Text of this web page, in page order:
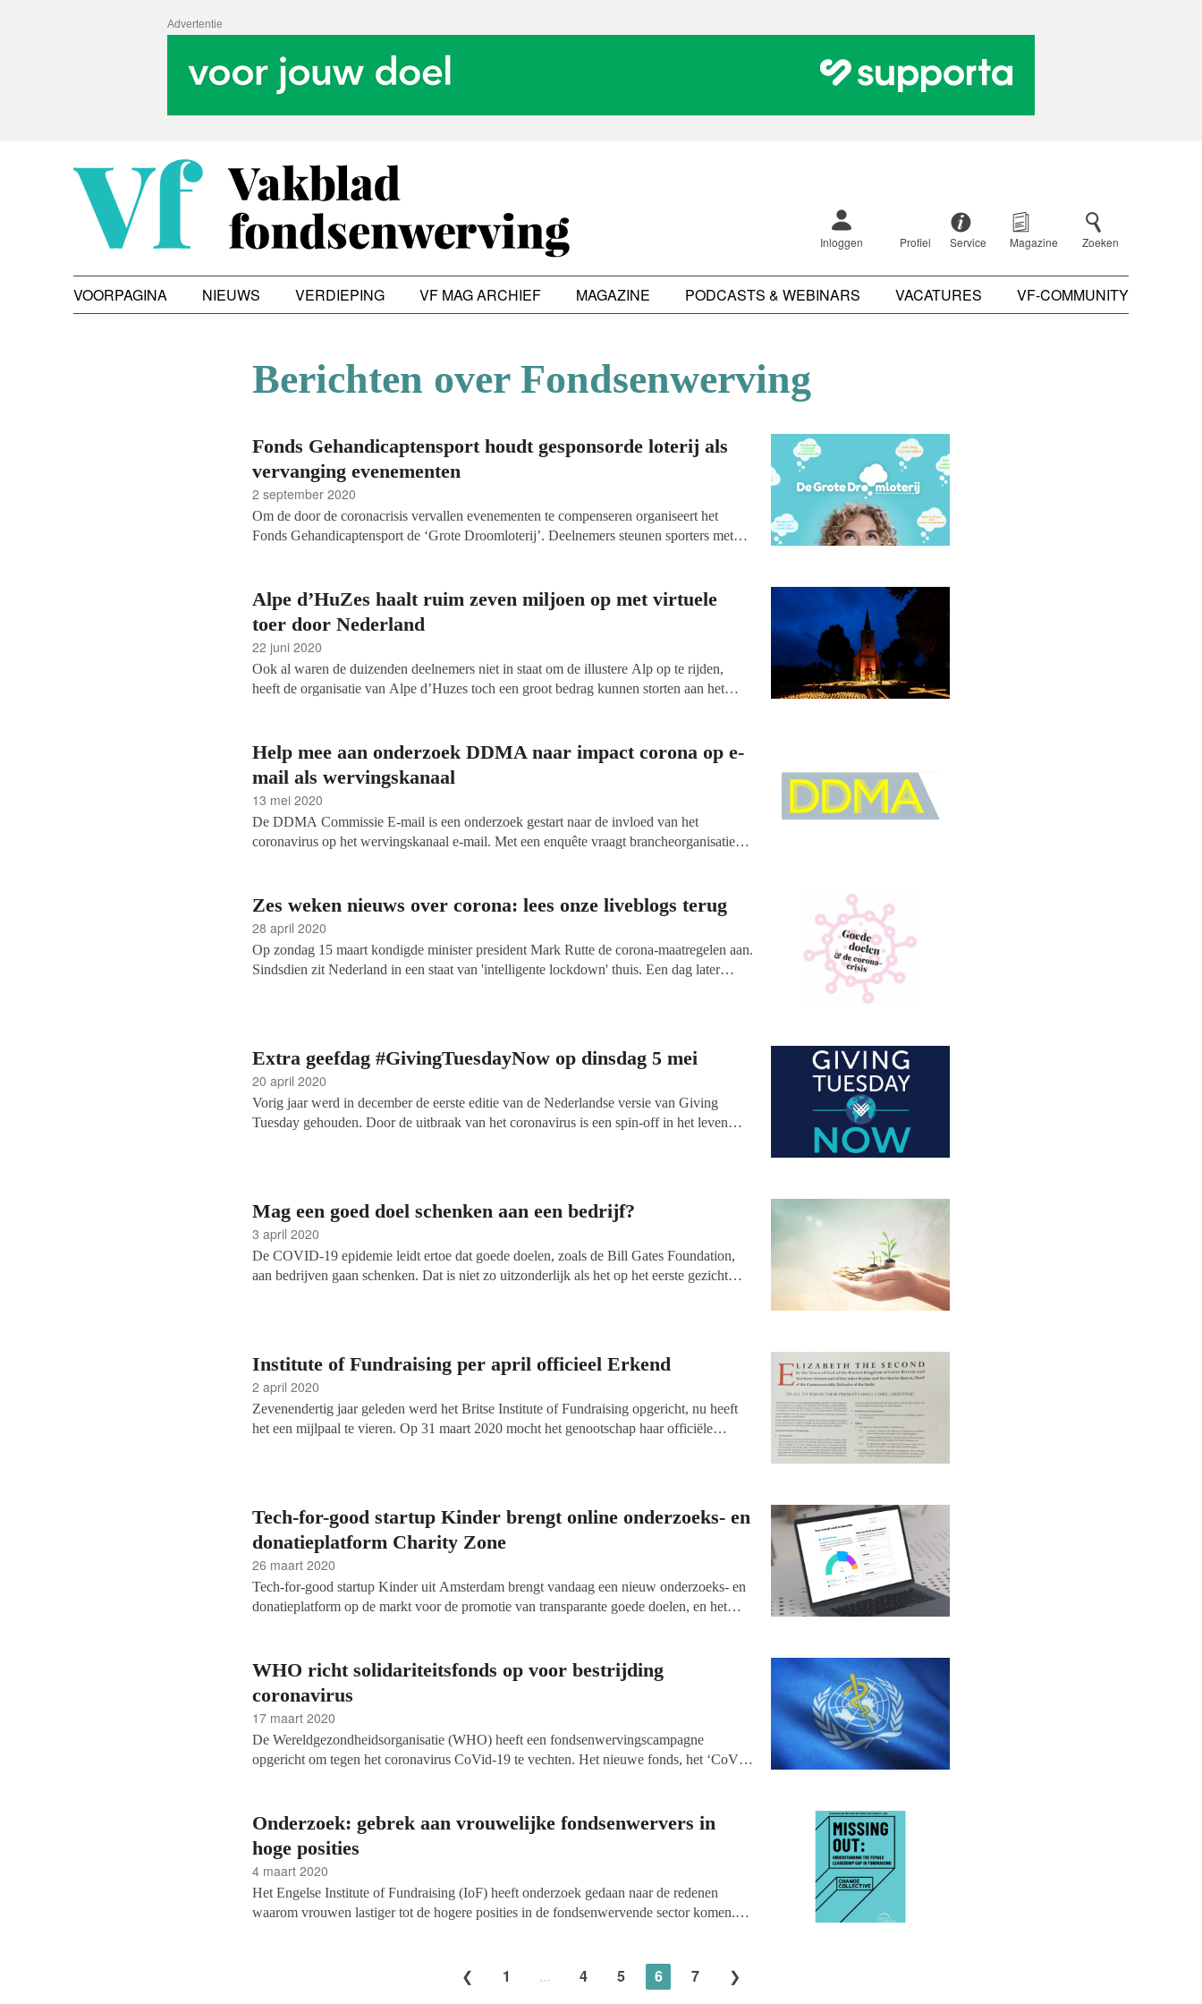
Advertentie
Inloggen Profiel Service Magazine Zoeken
VOORPAGINA NIEUWS VERDIEPING VF MAG ARCHIEF MAGAZINE PODCASTS & WEBINARS VACATURES VF-COMMUNITY
Berichten over Fondsenwerving
Fonds Gehandicaptensport houdt gesponsorde loterij als
vervanging evenementen
2 september 2020
Om de door de coronacrisis vervallen evenementen te compenseren organiseert het
Fonds Gehandicaptensport de ‘Grote Droomloterij’. Deelnemers steunen sporters met
Alpe d’HuZes haalt ruim zeven miljoen op met virtuele
toer door Nederland
22 juni 2020
Ook al waren de duizenden deelnemers niet in staat om de illustere Alp op te rijden,
heeft de organisatie van Alpe d’Huzes toch een groot bedrag kunnen storten aan het
Door het geld nu al te delen met onderzoekers valt het onderzoek naar kanker ook
tijdens de coronacrisis niet stil.
Help mee aan onderzoek DDMA naar impact corona op e-
mail als wervingskanaal
13 mei 2020
De DDMA Commissie E-mail is een onderzoek gestart naar de invloed van het
coronavirus op het wervingskanaal e-mail. Met een enquête vraagt brancheorganisatie
veranderd. Het geluid van fondsenwervers is bij deze enquête ook van belang.
Zes weken nieuws over corona: lees onze liveblogs terug
28 april 2020
Op zondag 15 maart kondigde minister president Mark Rutte de corona-maatregelen aan.
Sindsdien zit Nederland in een staat van 'intelligente lockdown' thuis. Een dag later
iets minder snel.
Extra geefdag #GivingTuesdayNow op dinsdag 5 mei
20 april 2020
Vorig jaar werd in december de eerste editie van de Nederlandse versie van Giving
Tuesday gehouden. Door de uitbraak van het coronavirus is een spin-off in het leven
Mag een goed doel schenken aan een bedrijf?
3 april 2020
De COVID-19 epidemie leidt ertoe dat goede doelen, zoals de Bill Gates Foundation,
aan bedrijven gaan schenken. Dat is niet zo uitzonderlijk als het op het eerste gezicht
Institute of Fundraising per april officieel Erkend
2 april 2020
Zevenendertig jaar geleden werd het Britse Institute of Fundraising opgericht, nu heeft
het een mijlpaal te vieren. Op 31 maart 2020 mocht het genootschap haar officiële
Tech-for-good startup Kinder brengt online onderzoeks- en
donatieplatform Charity Zone
26 maart 2020
Tech-for-good startup Kinder uit Amsterdam brengt vandaag een nieuw onderzoeks- en
donatieplatform op de markt voor de promotie van transparante goede doelen, en het
WHO richt solidariteitsfonds op voor bestrijding
coronavirus
17 maart 2020
De Wereldgezondheidsorganisatie (WHO) heeft een fondsenwervingscampagne
opgericht om tegen het coronavirus CoVid-19 te vechten. Het nieuwe fonds, het ‘CoVid-
Kruis , GGD, en je huisarts. Wij ontvangen via de chatfunctie op onze website
veel vragen over het coronavirus maar wij zijn niet de juiste instantie om je vragen
bij neer te leggen.
Onderzoek: gebrek aan vrouwelijke fondsenwervers in
hoge posities
4 maart 2020
Het Engelse Institute of Fundraising (IoF) heeft onderzoek gedaan naar de redenen
waarom vrouwen lastiger tot de hogere posities in de fondsenwervende sector komen.
1 ... 4 5 6 7